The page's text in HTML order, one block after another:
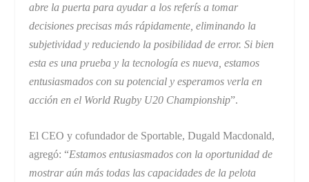
abre la puerta para ayudar a los referís a tomar
decisiones precisas más rápidamente, eliminando la
subjetividad y reduciendo la posibilidad de error. Si bien
esta es una prueba y la tecnología es nueva, estamos
entusiasmados con su potencial y esperamos verla en
acción en el World Rugby U20 Championship”.
El CEO y cofundador de Sportable, Dugald Macdonald,
agregó: “Estamos entusiasmados con la oportunidad de
mostrar aún más todas las capacidades de la pelota